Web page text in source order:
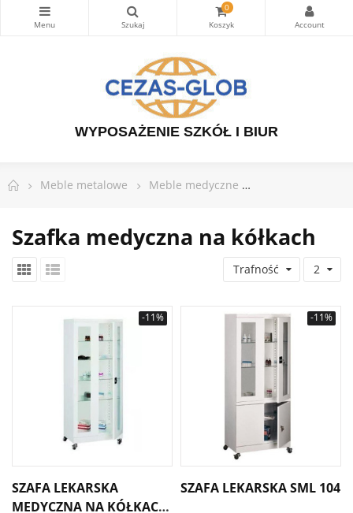
0
WYPOSAŻENIE SZKÓŁ I BIUR
Meble metalowe Meble medyczne
Szafka medyczna na kółkach
Trafność 2
-11%
SZAFA LEKARSKA
MEDYCZNA NA KÓŁKACH
-11%
SZAFA LEKARSKA SML 104